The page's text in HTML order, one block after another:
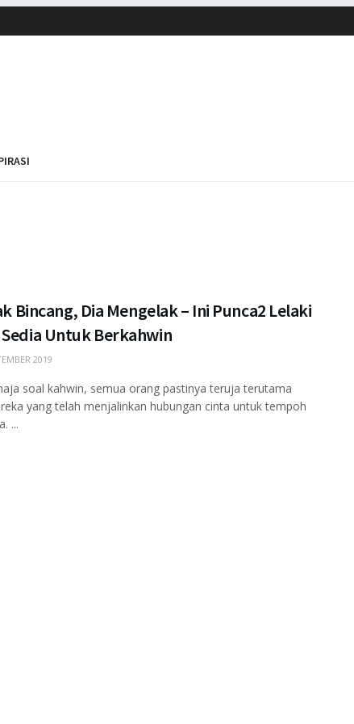
Bincang, Dia Mengelak – Ini Punca2 Lelaki
Untuk Berkahwin
2019
soal kahwin, semua orang pastinya teruja terutama
yang telah menjalinkan hubungan cinta untuk tempoh
...